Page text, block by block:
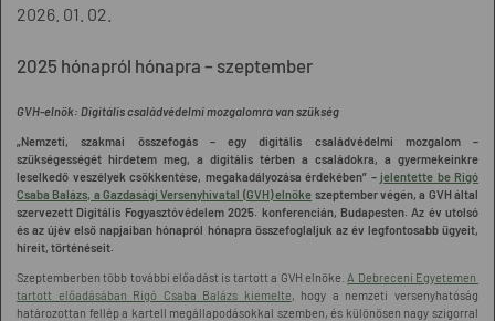
2026. 01. 02.
2025 hónapról hónapra – szeptember
GVH-elnök: Digitális családvédelmi mozgalomra van szükség
„Nemzeti, szakmai összefogás – egy digitális családvédelmi mozgalom –
szükségességét hirdetem meg, a digitális térben a családokra, a gyermekeinkre
leselkedő veszélyek csökkentése, megakadályozása érdekében” – jelentette be Rigó
Csaba Balázs, a Gazdasági Versenyhivatal (GVH) elnöke szeptember végén, a GVH által
szervezett Digitális Fogyasztóvédelem 2025. konferencián, Budapesten. Az év utolsó
és az újév első napjaiban hónapról hónapra összefoglaljuk az év legfontosabb ügyeit,
híreit, történéseit.
Szeptemberben több további előadást is tartott a GVH elnöke. A Debreceni Egyetemen
tartott előadásában Rigó Csaba Balázs kiemelte, hogy a nemzeti versenyhatóság
határozottan fellép a kartell megállapodásokkal szemben, és különösen nagy szigorral